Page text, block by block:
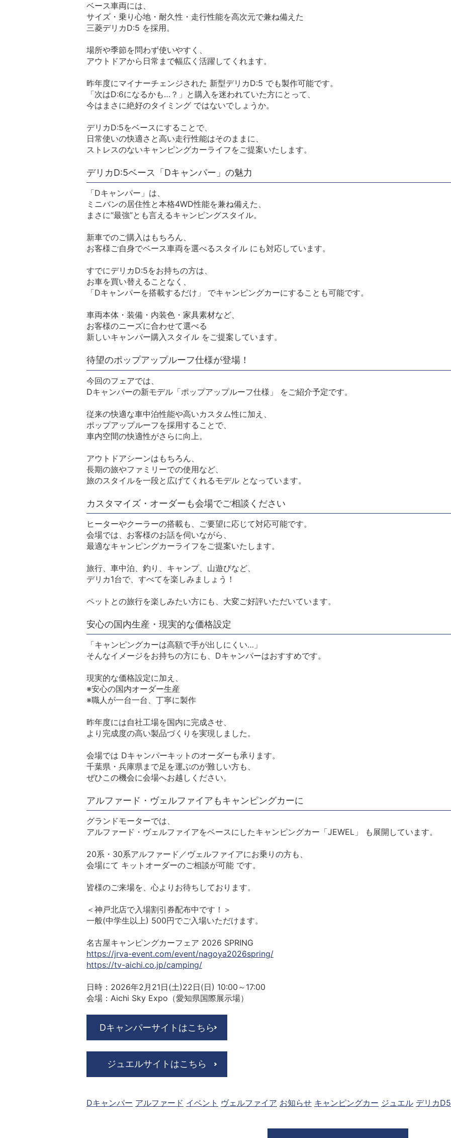
ベース車両には、
サイズ・乗り心地・耐久性・走行性能を高次元で兼ね備えた
三菱デリカD:5 を採用。
場所や季節を問わず使いやすく、
アウトドアから日常まで幅広く活躍してくれます。
昨年度にマイナーチェンジされた 新型デリカD:5 でも製作可能です。
「次はD:6になるかも…？」と購入を迷われていた方にとって、
今はまさに絶好のタイミング ではないでしょうか。
デリカD:5をベースにすることで、
日常使いの快適さと高い走行性能はそのままに、
ストレスのないキャンピングカーライフをご提案いたします。
デリカD:5ベース「Dキャンパー」の魅力
「Dキャンパー」は、
ミニバンの居住性と本格4WD性能を兼ね備えた、
まさに“最強”とも言えるキャンピングスタイル。
新車でのご購入はもちろん、
お客様ご自身でベース車両を選べるスタイル にも対応しています。
すでにデリカD:5をお持ちの方は、
お車を買い替えることなく、
「Dキャンパーを搭載するだけ」 でキャンピングカーにすることも可能です。
車両本体・装備・内装色・家具素材など、
お客様のニーズに合わせて選べる
新しいキャンパー購入スタイル をご提案しています。
待望のポップアップルーフ仕様が登場！
今回のフェアでは、
Dキャンパーの新モデル「ポップアップルーフ仕様」 をご紹介予定です。
従来の快適な車中泊性能や高いカスタム性に加え、
ポップアップルーフを採用することで、
車内空間の快適性がさらに向上。
アウトドアシーンはもちろん、
長期の旅やファミリーでの使用など、
旅のスタイルを一段と広げてくれるモデル となっています。
カスタマイズ・オーダーも会場でご相談ください
ヒーターやクーラーの搭載も、ご要望に応じて対応可能です。
会場では、お客様のお話を伺いながら、
最適なキャンピングカーライフをご提案いたします。
旅行、車中泊、釣り、キャンプ、山遊びなど、
デリカ1台で、すべてを楽しみましょう！
ペットとの旅行を楽しみたい方にも、大変ご好評いただいています。
安心の国内生産・現実的な価格設定
「キャンピングカーは高額で手が出しにくい…」
そんなイメージをお持ちの方にも、Dキャンパーはおすすめです。
現実的な価格設定に加え、
※安心の国内オーダー生産
※職人が一台一台、丁寧に製作
昨年度には自社工場を国内に完成させ、
より完成度の高い製品づくりを実現しました。
会場では Dキャンパーキットのオーダーも承ります。
千葉県・兵庫県まで足を運ぶのが難しい方も、
ぜひこの機会に会場へお越しください。
アルファード・ヴェルファイアもキャンピングカーに
グランドモーターでは、
アルファード・ヴェルファイアをベースにしたキャンピングカー「JEWEL」 も展開しています。
20系・30系アルファード／ヴェルファイアにお乗りの方も、
会場にて キットオーダーのご相談が可能 です。
皆様のご来場を、心よりお待ちしております。
＜神戸北店で入場割引券配布中です！＞
一般(中学生以上) 500円でご入場いただけます。
名古屋キャンピングカーフェア 2026 SPRING
https://jrva-event.com/event/nagoya2026spring/
https://tv-aichi.co.jp/camping/
日時：2026年2月21日(土)22日(日) 10:00～17:00
会場：Aichi Sky Expo（愛知県国際展示場）
Dキャンパーサイトはこちら
ジュエルサイトはこちら
Dキャンパー アルファード イベント ヴェルファイア お知らせ キャンピングカー ジュエル デリカD5